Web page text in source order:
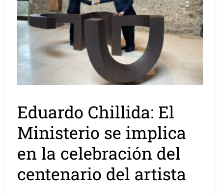
Eduardo Chillida: El
Ministerio se implica
en la celebración del
centenario del artista